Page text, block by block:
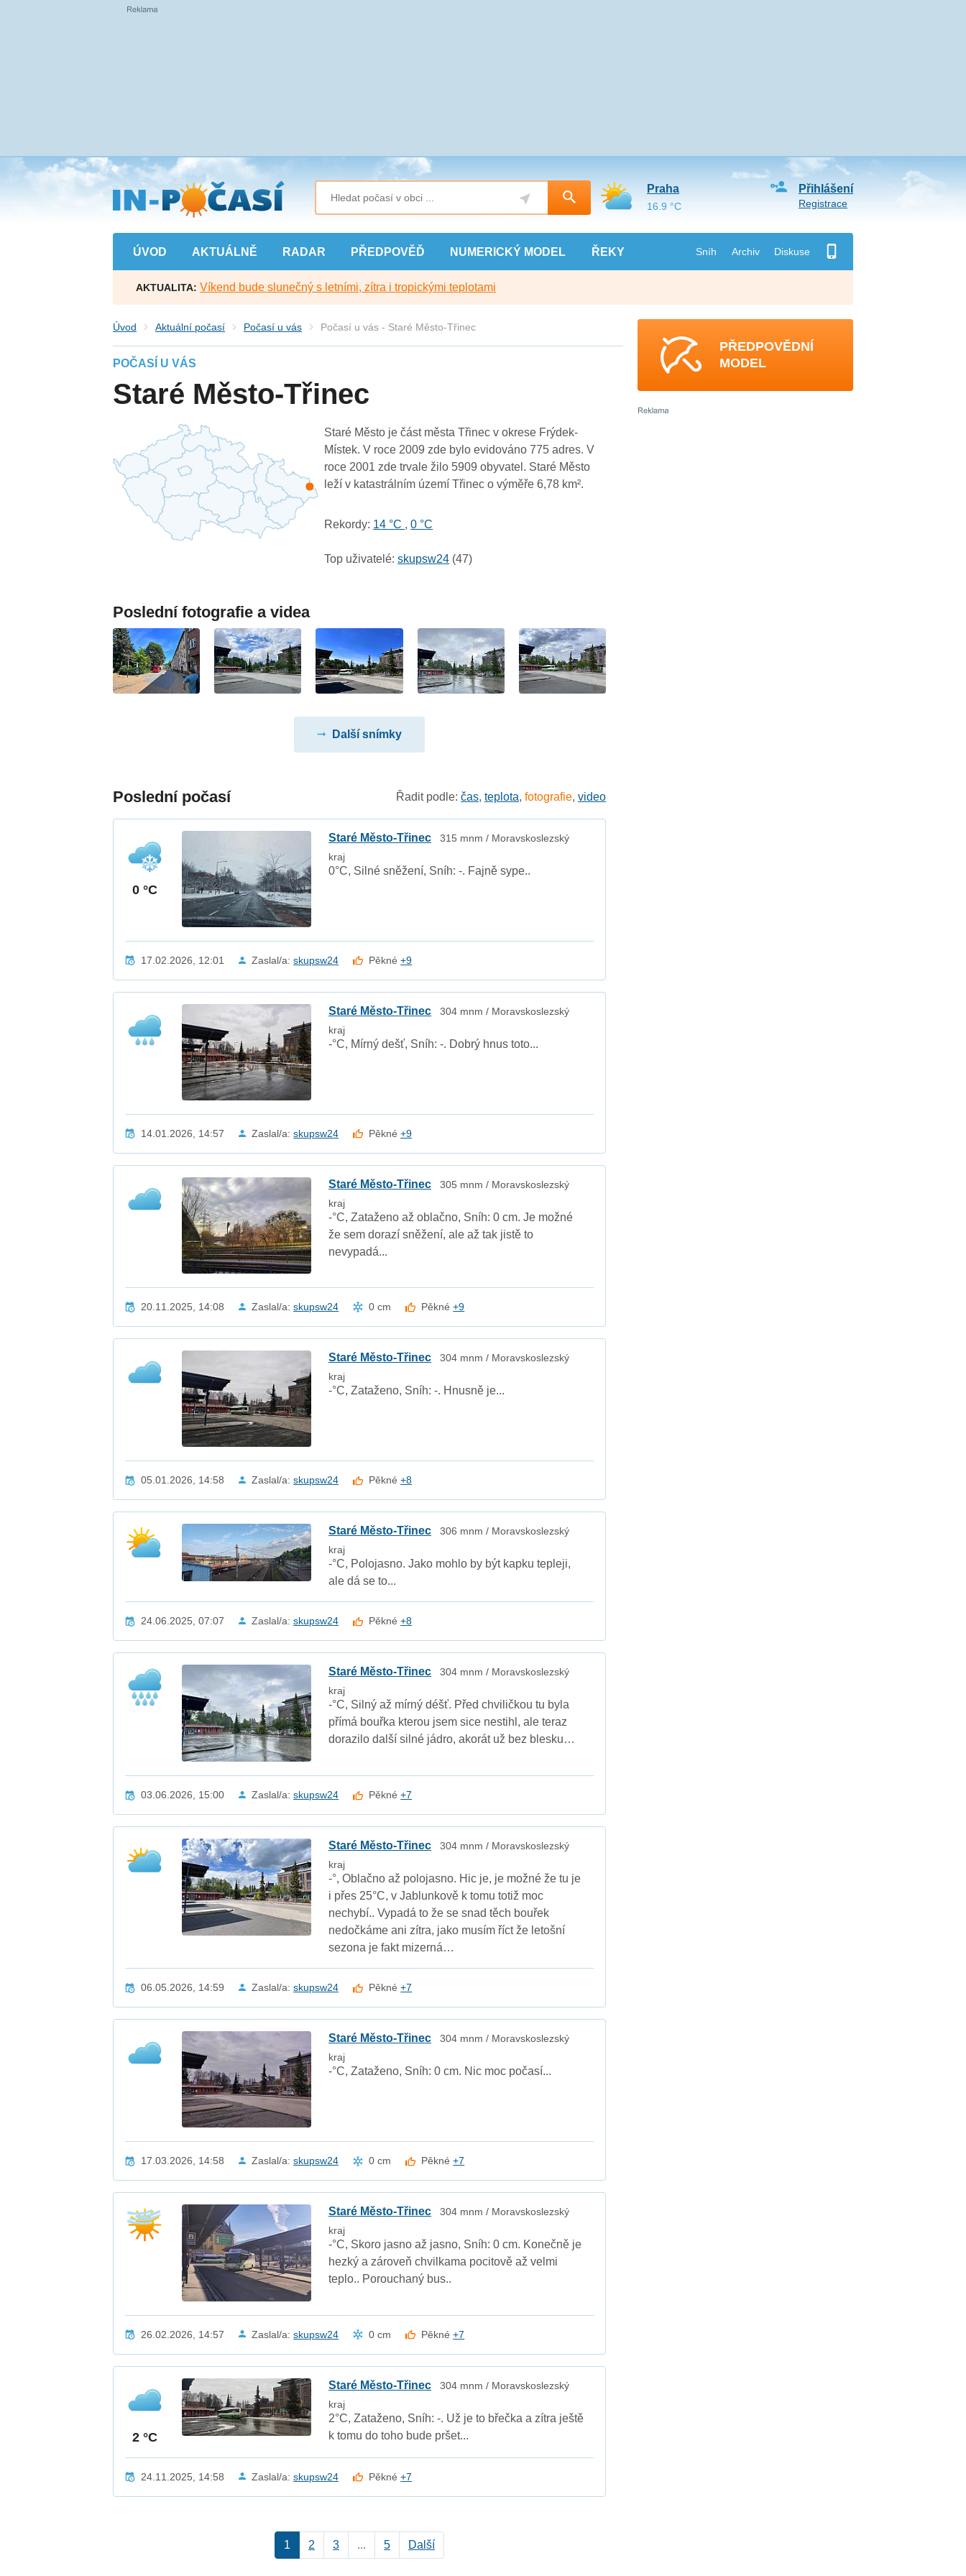
Přejít
na
hlavní
obsah
ÚVOD AKTUÁLNĚ RADAR PŘEDPOVĚĎ NUMERICKÝ MODEL ŘEKY Sníh Archiv Diskuse
Přihlášení
Registrace
Praha
16.9 °C
AKTUALITA: Víkend bude slunečný s letními, zítra i tropickými teplotami
Úvod Aktuální počasí Počasí u vás Počasí u vás - Staré Město-Třinec
POČASÍ U VÁS
Staré Město-Třinec
Staré Město je část města Třinec v okrese Frýdek-
Místek. V roce 2009 zde bylo evidováno 775 adres. V
roce 2001 zde trvale žilo 5909 obyvatel. Staré Město
leží v katastrálním území Třinec o výměře 6,78 km².
Rekordy: 14 °C ,0 °C
Top uživatelé: skupsw24 (47)
Poslední fotografie a videa
Další snímky
Poslední počasí Řadit podle: čas, teplota, fotografie, video
0 °C
Staré Město-Třinec
315 mnm / Moravskoslezský
kraj
0°C, Silné sněžení, Sníh: -. Fajně sype..
17.02.2026, 12:01 Zaslal/a:skupsw24 Pěkné+9
Staré Město-Třinec
304 mnm / Moravskoslezský
kraj
-°C, Mírný dešť, Sníh: -. Dobrý hnus toto...
14.01.2026, 14:57 Zaslal/a:skupsw24 Pěkné+9
Staré Město-Třinec
305 mnm / Moravskoslezský
kraj
-°C, Zataženo až oblačno, Sníh: 0 cm. Je možné
že sem dorazí sněžení, ale až tak jistě to
nevypadá...
20.11.2025, 14:08 Zaslal/a:skupsw24 0 cm Pěkné+9
Staré Město-Třinec
304 mnm / Moravskoslezský
kraj
-°C, Zataženo, Sníh: -. Hnusně je...
05.01.2026, 14:58 Zaslal/a:skupsw24 Pěkné+8
Staré Město-Třinec
306 mnm / Moravskoslezský
kraj
-°C, Polojasno. Jako mohlo by být kapku tepleji,
ale dá se to...
24.06.2025, 07:07 Zaslal/a:skupsw24 Pěkné+8
Staré Město-Třinec
304 mnm / Moravskoslezský
kraj
-°C, Silný až mírný déšť. Před chviličkou tu byla
přímá bouřka kterou jsem sice nestihl, ale teraz
dorazilo další silné jádro, akorát už bez blesku…
03.06.2026, 15:00 Zaslal/a:skupsw24 Pěkné+7
Staré Město-Třinec
304 mnm / Moravskoslezský
kraj
-°, Oblačno až polojasno. Hic je, je možné že tu je
i přes 25°C, v Jablunkově k tomu totiž moc
nechybí.. Vypadá to že se snad těch bouřek
nedočkáme ani zítra, jako musím říct že letošní
sezona je fakt mizerná…
06.05.2026, 14:59 Zaslal/a:skupsw24 Pěkné+7
Staré Město-Třinec
304 mnm / Moravskoslezský
kraj
-°C, Zataženo, Sníh: 0 cm. Nic moc počasí...
17.03.2026, 14:58 Zaslal/a:skupsw24 0 cm Pěkné+7
Staré Město-Třinec
304 mnm / Moravskoslezský
kraj
-°C, Skoro jasno až jasno, Sníh: 0 cm. Konečně je
hezký a zároveň chvilkama pocitově až velmi
teplo.. Porouchaný bus..
26.02.2026, 14:57 Zaslal/a:skupsw24 0 cm Pěkné+7
2 °C
Staré Město-Třinec
304 mnm / Moravskoslezský
kraj
2°C, Zataženo, Sníh: -. Už je to břečka a zítra ještě
k tomu do toho bude pršet...
24.11.2025, 14:58 Zaslal/a:skupsw24 Pěkné+7
1 2 3 ... 5 Další
PŘEDPOVĚDNÍ
MODEL